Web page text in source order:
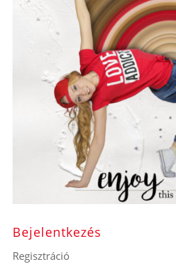
Bejelentkezés
Regisztráció